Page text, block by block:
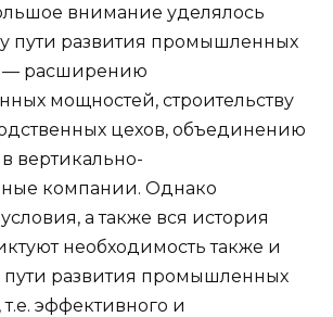
внимание уделялось
пути развития промышленных
— расширению
мощностей, строительству
цехов, объединению
вертикально-
компании. Однако
а также вся история
необходимость также и
пути развития промышленных
эффективного и